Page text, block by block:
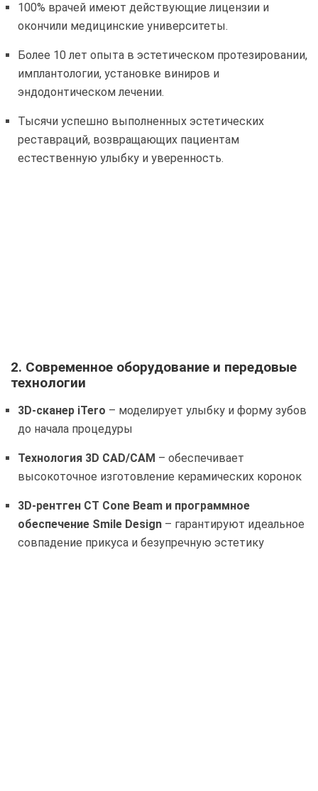
100% врачей имеют действующие лицензии и
окончили медицинские университеты.
Более 10 лет опыта в эстетическом протезировании,
имплантологии, установке виниров и
эндодонтическом лечении.
Тысячи успешно выполненных эстетических
реставраций, возвращающих пациентам
естественную улыбку и уверенность.
2. Современное оборудование и передовые
технологии
3D-сканер iTero – моделирует улыбку и форму зубов
до начала процедуры
Технология 3D CAD/CAM – обеспечивает
высокоточное изготовление керамических коронок
3D-рентген CT Cone Beam и программное
обеспечение Smile Design – гарантируют идеальное
совпадение прикуса и безупречную эстетику